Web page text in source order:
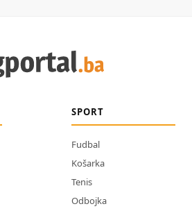
SPORT
Fudbal
Košarka
Tenis
Odbojka